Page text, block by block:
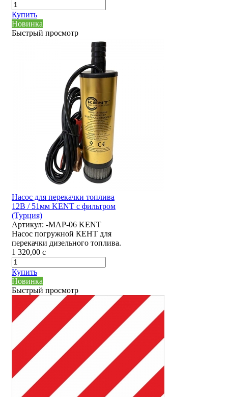
Купить
Новинка
Быстрый просмотр
Насос для перекачки топлива
12В / 51мм KENT с фильтром
(Турция)
Артикул: -MAP-06 KENT
Насос погружной КЕНТ для
перекачки дизельного топлива.
1 320,00 c
Купить
Новинка
Быстрый просмотр